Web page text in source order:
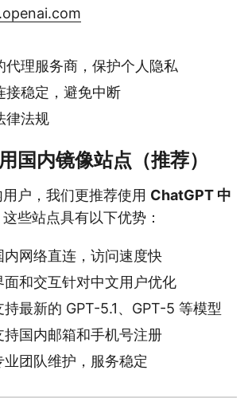
代理服务商，保护个人隐私
接稳定，避免中断
律法规
国内镜像站点（推荐）
户，我们更推荐使用 ChatGPT 中
这些站点具有以下优势：
内网络直连，访问速度快
面和交互针对中文用户优化
持最新的 GPT-5.1、GPT-5 等模型
持国内邮箱和手机号注册
业团队维护，服务稳定